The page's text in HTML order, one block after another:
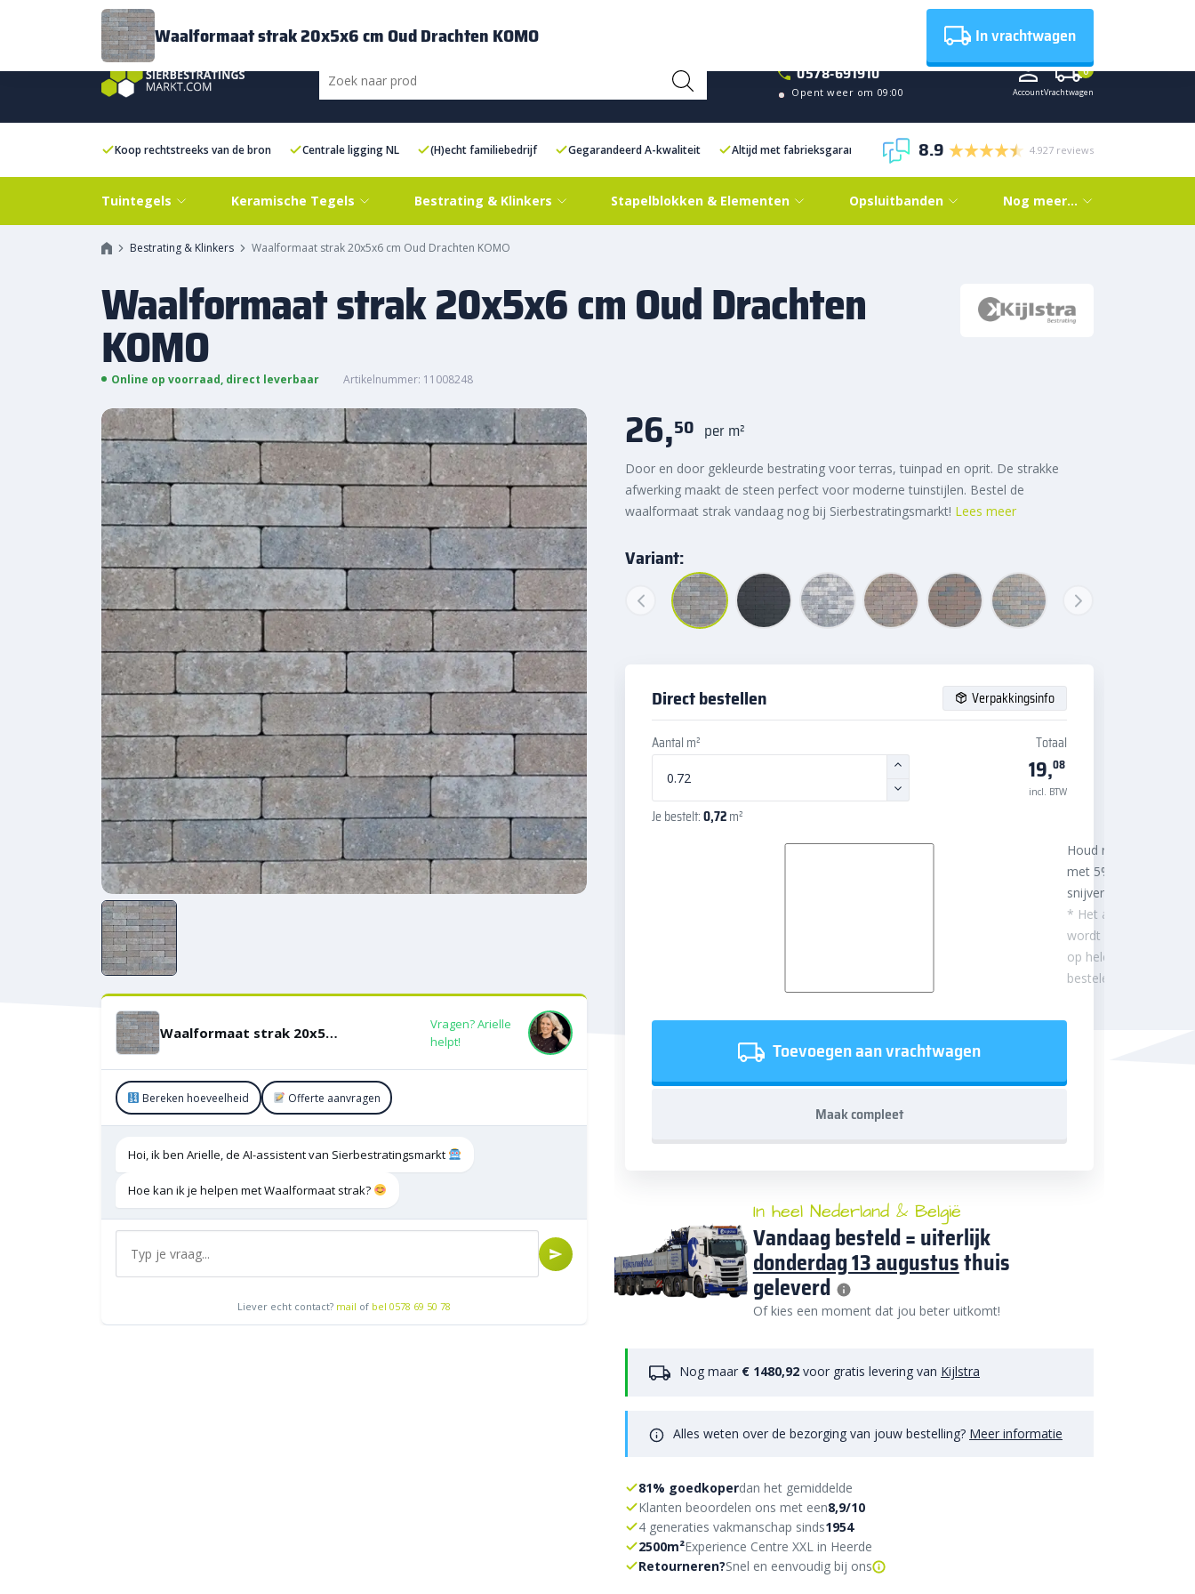
BezorgingFAQ
0578-691910
Opent weer om 09:00 AccountVrachtwagen
0
Koop rechtstreeks van de bron Centrale ligging NL (H)echt familiebedrijf Gegarandeerd A-kwaliteit Altijd met fabrieksgarantie 8.9 4.927 reviews
Tuintegels Keramische Tegels Bestrating & Klinkers Stapelblokken & Elementen Opsluitbanden Nog meer…
Bestrating & Klinkers Waalformaat strak 20x5x6 cm Oud Drachten KOMO
Waalformaat strak 20x5x6 cm Oud Drachten
KOMO
Online op voorraad, direct leverbaar Artikelnummer: 11008248
Waalformaat strak 20x5x6 cm Oud Drachten KOMO
Vragen? Arielle
helpt!
Bereken hoeveelheid Offerte aanvragen
Hoi, ik ben Arielle, de AI-assistent van Sierbestratingsmarkt
Hoe kan ik je helpen met Waalformaat strak?
Liever echt contact? mail of bel 0578 69 50 78
26,50 per m²
Door en door gekleurde bestrating voor terras, tuinpad en oprit. De strakke
afwerking maakt de steen perfect voor moderne tuinstijlen. Bestel de
waalformaat strak vandaag nog bij Sierbestratingsmarkt! Lees meer
Variant:
Direct bestellen Verpakkingsinfo
Aantal m²
Je bestelt:0,72m²
Totaal
19,08
incl. BTW
Houd rekening
met 5%
snijverlies
* Het aantal m²
wordt afgerond
op hele
besteleenheden.
Toevoegen aan vrachtwagen
Maak compleet
In heel Nederland & België
Vandaag besteld = uiterlijk
donderdag 13 augustusthuis
geleverd
Of kies een moment dat jou beter uitkomt!
Nog maar € 1480,92 voor gratis levering van Kijlstra
Alles weten over de bezorging van jouw bestelling? Meer informatie
81% goedkoperdan het gemiddelde
Klanten beoordelen ons met een8,9/10
4 generaties vakmanschap sinds1954
2500m²Experience Centre XXL in Heerde
Retourneren?Snel en eenvoudig bij ons
Waalformaat strak 20x5x6 cm Oud Drachten KOMO In vrachtwagen